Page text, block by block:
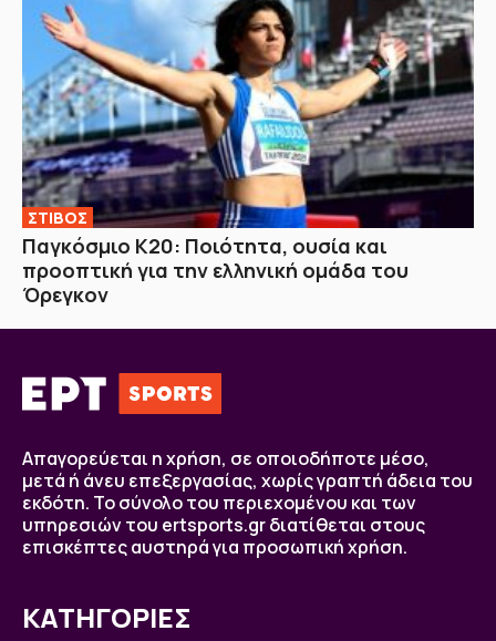
ΣΤΙΒΟΣ
Παγκόσμιο Κ20: Ποιότητα, ουσία και
προοπτική για την ελληνική ομάδα του
Όρεγκον
Απαγορεύεται η χρήση, σε οποιοδήποτε μέσο,
μετά ή άνευ επεξεργασίας, χωρίς γραπτή άδεια του
εκδότη. Το σύνολο του περιεχομένου και των
υπηρεσιών του ertsports.gr διατίθεται στους
επισκέπτες αυστηρά για προσωπική χρήση.
ΚΑΤΗΓΟΡΙΕΣ